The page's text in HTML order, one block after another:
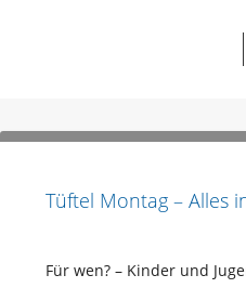
Tüftel Montag – Alles
Für wen? – Kinder und